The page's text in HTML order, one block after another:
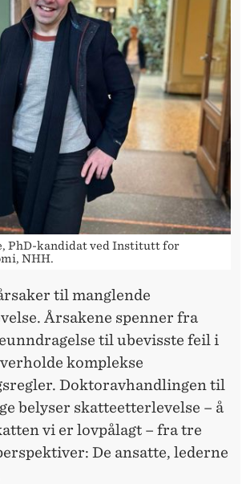
PhD-kandidat ved Institutt for
NHH.
til manglende
Årsakene spenner fra
til ubevisste feil i
komplekse
Doktoravhandlingen til
belyser skatteetterlevelse – å
vi er lovpålagt – fra tre
De ansatte, lederne